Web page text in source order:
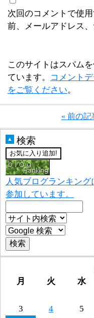
次回のコメントで使
前、メールアドレス、
このサイトはスパム
ています。
コメント
をご覧ください。
« 前の記
▲ 検索
人気ブログランキング
参加しています。
月 火 水
3
4 5